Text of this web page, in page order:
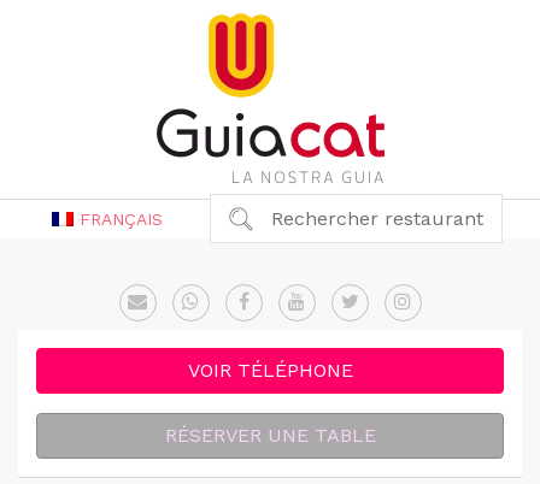
FRANÇAIS Rechercher restaurant
VOIR TÉLÉPHONE
RÉSERVER UNE TABLE